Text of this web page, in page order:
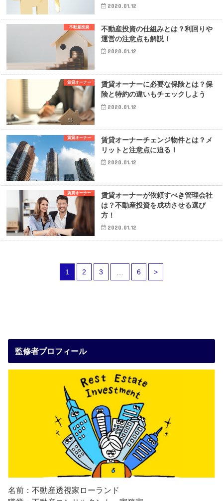
2020.01.12
不動産投資
不動産投資の仕組みとは？利回りや
運営の注意点も解説！
2020.01.12
賃貸オーナー
賃貸オーナーに必要な保険とは？保
険と特約の違いもチェックしよう
2020.01.12
賃貸オーナー
賃貸オーナーチェンジ物件とは？メ
リットと注意点に迫る！
2020.01.12
賃貸オーナー
賃貸オーナーが依頼すべき管理会社
は？不動産投資を成功させる選び
方！
2020.01.12
1 2 3 … 6 >
監修者プロフィール
名前：不動産透視家ローランド